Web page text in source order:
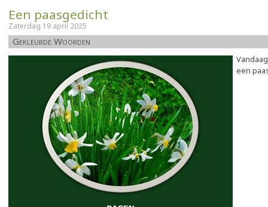
Een paasgedicht
Zaterdag 19 april 2025
Gekleurde Woorden
een